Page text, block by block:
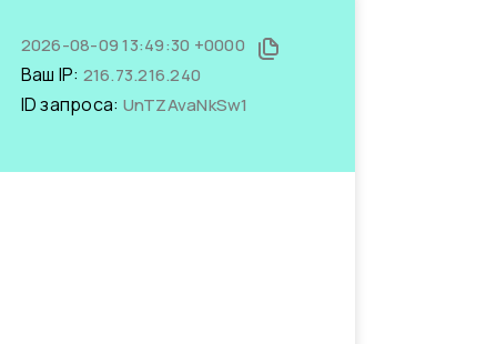
2026-08-09 13:49:30 +0000
Ваш IP: 216.73.216.240
ID запроса: UnTZAvaNkSw1